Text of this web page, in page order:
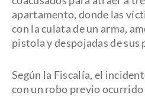
apartamento, donde las
con la culata de un arma,
pistola y despojadas de sus
Según la Fiscalía, el
con un robo previo ocurrido